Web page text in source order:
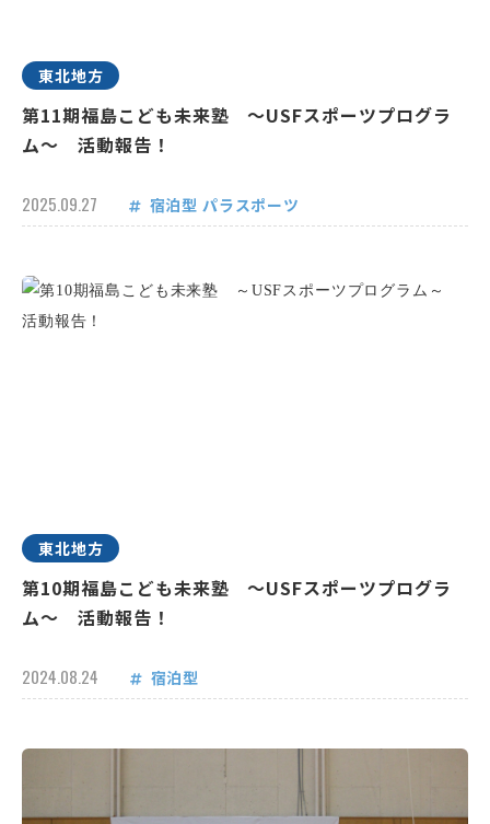
東北地方
第11期福島こども未来塾 ～USFスポーツプログラ
ム～ 活動報告！
2025.09.27 宿泊型 パラスポーツ
東北地方
第10期福島こども未来塾 ～USFスポーツプログラ
ム～ 活動報告！
2024.08.24 宿泊型